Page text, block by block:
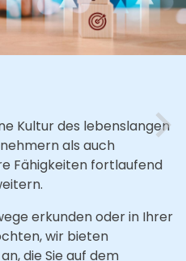
Kultur des lebenslangen
als auch
Fähigkeiten fortlaufend
erkunden oder in Ihrer
wir bieten
die Sie auf dem